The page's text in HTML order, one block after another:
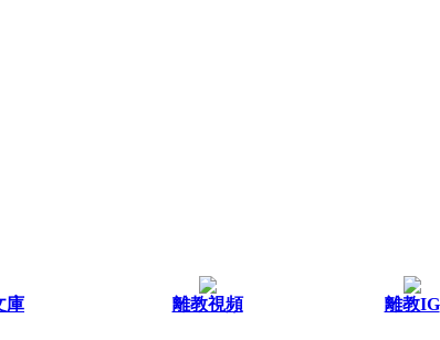
庫 離教視頻 離教IG